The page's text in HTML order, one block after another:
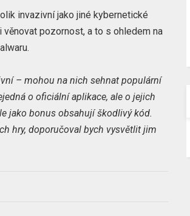
invazivní jako jiné kybernetické
pozornost, a to s ohledem na
– mohou na nich sehnat populární
o oficiální aplikace, ale o jejich
jako bonus obsahují škodlivý kód.
hry, doporučoval bych vysvětlit jim